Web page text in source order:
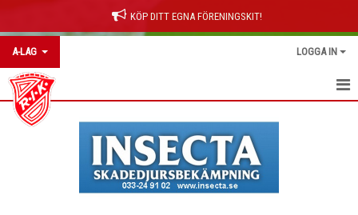
KÖP DITT EGNA FÖRENINGSKIT!
A-LAG LOGGA IN
HEM